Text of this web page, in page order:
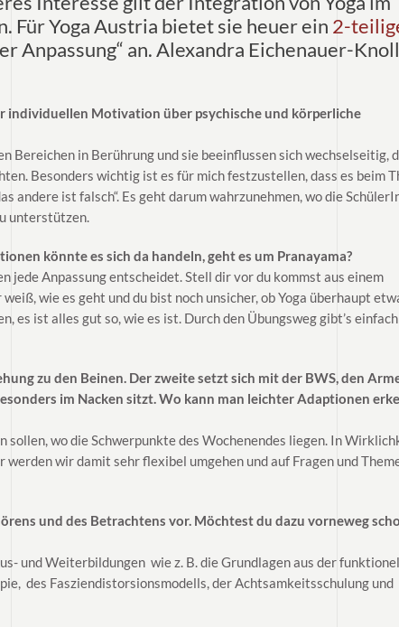
Für Yoga Austria bietet sie heuer ein 2-
Anpassung“ an. Alexandra Eichenauer-Knoll
individuellen Motivation über psychische und körperliche
in Berührung und sie beeinflussen sich wechselseitig,
Besonders wichtig ist es für mich festzustellen, dass es beim
andere ist falsch“. Es geht darum wahrzunehmen, wo die
unterstützen.
könnte es sich da handeln, geht es um Pranayama?
jede Anpassung entscheidet. Stell dir vor du kommst aus einem
wie es geht und du bist noch unsicher, ob Yoga überhaupt
es ist alles gut so, wie es ist. Durch den Übungsweg gibt’s
zu den Beinen. Der zweite setzt sich mit der BWS, den
im Nacken sitzt. Wo kann man leichter Adaptionen
sollen, wo die Schwerpunkte des Wochenendes liegen. In
wir damit sehr flexibel umgehen und auf Fragen und
und des Betrachtens vor. Möchtest du dazu vorneweg
und Weiterbildungen wie z. B. die Grundlagen aus der
des Fasziendistorsionsmodells, der Achtsamkeitsschulung und